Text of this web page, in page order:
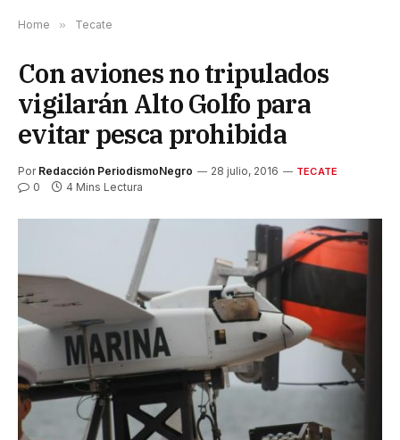
Home » Tecate
Con aviones no tripulados
vigilarán Alto Golfo para
evitar pesca prohibida
Por Redacción PeriodismoNegro 28 julio, 2016 TECATE
0 4 Mins Lectura